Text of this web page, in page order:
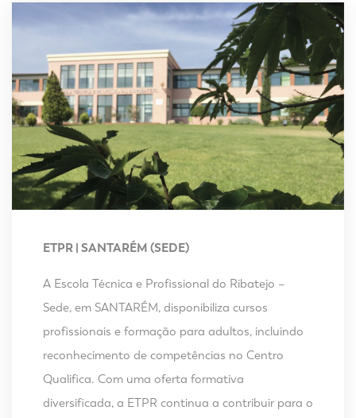
ETPR | SANTARÉM (SEDE)
A Escola Técnica e Profissional do Ribatejo –
Sede, em SANTARÉM, disponibiliza cursos
profissionais e formação para adultos, incluindo
reconhecimento de competências no Centro
Qualifica. Com uma oferta formativa
diversificada, a ETPR continua a contribuir para o